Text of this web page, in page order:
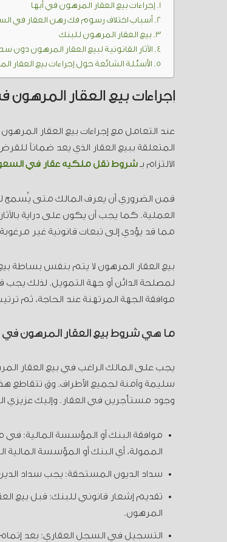
إجراءات بيع العقار المرهون في أبها
أسباب اختلاف رسوم فك رهن العقار في
بيع العقار المرهون للبنك
الآثار القانونية لبيع العقار المرهون دون
الأسئلة الشائعة حول إجراءات بيع العقار
إجراءات بيع العقار المرهون
عند التعامل مع إجراءات بيع العقار
المتعلقة ببيع العقار الذي يعد ضماناً
الالتزام بـشروط نقل ملكية عقار في
قمن الضروري أن يعرف المالك متى يُسمح
العملية. كما يجب أن يكون على دراية
مما قد يؤدي إلى تبعات قانونية غير
بيع العقار المرهون لا يتم بنفس بساطة
لمصلحة الدائن أو جهة التمويل. لذلك يجب
موافقة الجهة المرتهنة عند الحاجة، ثم
ما هي شروط بيع العقار المرهون في
يجب على المالك الراغب في بيع العقار
سليمة وآمنة لجميع الأطراف. وق تتقاطع
وجود مستأجرين في العقار. وإليك عزيزي
موافقة البنك أو المؤسسة المالية: في
الممولة، أي البنك أو المؤسسة المالية
سداد الديون المستحقة: يجب سداد
تقديم إشعار قانوني للبنك: قبل بيع
المرهون.
التسجيل في السجل العقاري: بعد